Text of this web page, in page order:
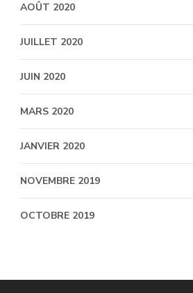
AOÛT 2020
JUILLET 2020
JUIN 2020
MARS 2020
JANVIER 2020
NOVEMBRE 2019
OCTOBRE 2019